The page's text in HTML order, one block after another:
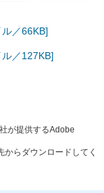
／66KB]
／127KB]
が提供するAdobe
らダウンロードしてく